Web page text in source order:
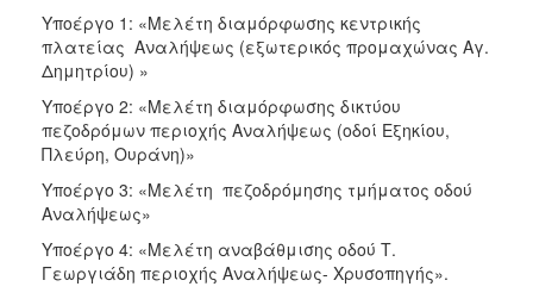
ΤΟΠΟΣ
ΠΟΛΙΤΙΣΜΟΣ
ΑΝΘΕΚΤΙΚΗ
ΠΟΛΗ
Υποέργο 1: «Μελέτη διαμόρφωσης κεντρικής
πλατείας Αναλήψεως (εξωτερικός προμαχώνας Αγ.
Δημητρίου) »
Υποέργο 2: «Μελέτη διαμόρφωσης δικτύου
πεζοδρόμων περιοχής Αναλήψεως (οδοί Εξηκίου,
Πλεύρη, Ουράνη)»
Υποέργο 3: «Μελέτη πεζοδρόμησης τμήματος οδού
Αναλήψεως»
Υποέργο 4: «Μελέτη αναβάθμισης οδού Τ.
Γεωργιάδη περιοχής Αναλήψεως- Χρυσοπηγής».